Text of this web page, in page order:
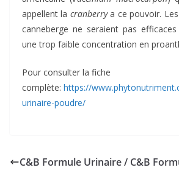
appellent la cranberrya ce pouvoir.
canneberge ne seraient pas
une trop faible concentration en
Pour consulter la fiche
complète: https://
urinaire-poudre/
C&B Formule Urinaire / C&B